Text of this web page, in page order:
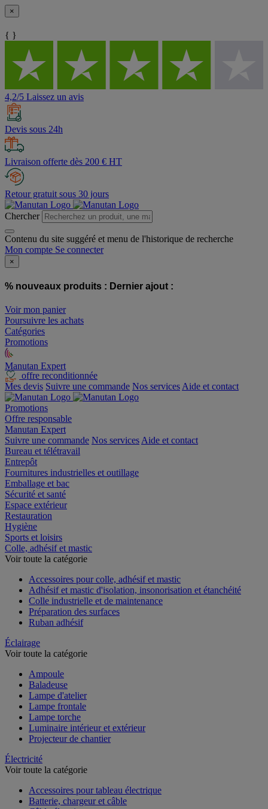
×
{ }
4,2/5 Laissez un avis
Devis sous 24h
Livraison offerte dès 200 € HT
Retour gratuit sous 30 jours
Chercher
Contenu du site suggéré et menu de l'historique de recherche
Mon compte Se connecter
×
% nouveaux produits : Dernier ajout :
Voir mon panier
Poursuivre les achats
Catégories
Promotions
Manutan Expert
offre reconditionnée
Mes devis Suivre une commande Nos services Aide et contact
Promotions
Offre responsable
Manutan Expert
Suivre une commande Nos services Aide et contact
Bureau et télétravail
Entrepôt
Fournitures industrielles et outillage
Emballage et bac
Sécurité et santé
Espace extérieur
Restauration
Hygiène
Sports et loisirs
Colle, adhésif et mastic
Voir toute la catégorie
Accessoires pour colle, adhésif et mastic
Adhésif et mastic d'isolation, insonorisation et étanchéité
Colle industrielle et de maintenance
Préparation des surfaces
Ruban adhésif
Éclairage
Voir toute la catégorie
Ampoule
Baladeuse
Lampe d'atelier
Lampe frontale
Lampe torche
Luminaire intérieur et extérieur
Projecteur de chantier
Électricité
Voir toute la catégorie
Accessoires pour tableau électrique
Batterie, chargeur et câble